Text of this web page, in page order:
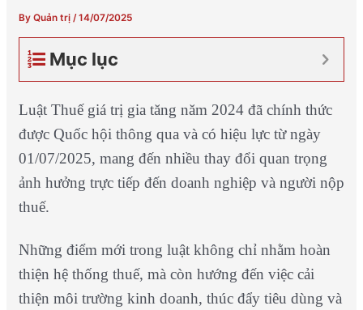
By Quản trị /14/07/2025
Mục lục
Luật Thuế giá trị gia tăng năm 2024 đã chính thức
được Quốc hội thông qua và có hiệu lực từ ngày
01/07/2025, mang đến nhiều thay đổi quan trọng
ảnh hưởng trực tiếp đến doanh nghiệp và người nộp
thuế.
Những điểm mới trong luật không chỉ nhằm hoàn
thiện hệ thống thuế, mà còn hướng đến việc cải
thiện môi trường kinh doanh, thúc đẩy tiêu dùng và